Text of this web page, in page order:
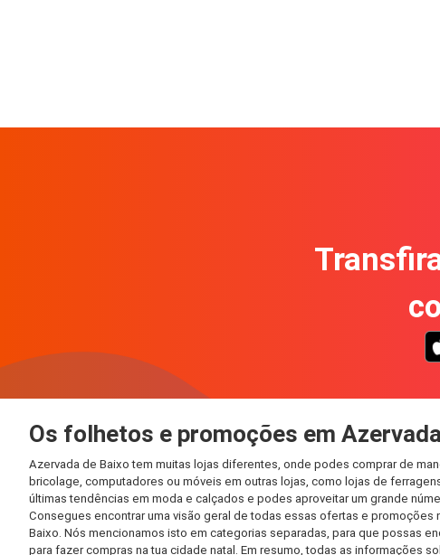
Os folhetos e promoções em
Azervada de Baixo tem muitas lojas diferentes, onde podes comprar de
bricolage, computadores ou móveis em outras lojas, como lojas de
últimas tendências em moda e calçados e podes aproveitar um grande
Consegues encontrar uma visão geral de todas essas ofertas e
Baixo. Nós mencionamos isto em categorias separadas, para que possas
para fazer compras na tua cidade natal. Em resumo, todas as informações